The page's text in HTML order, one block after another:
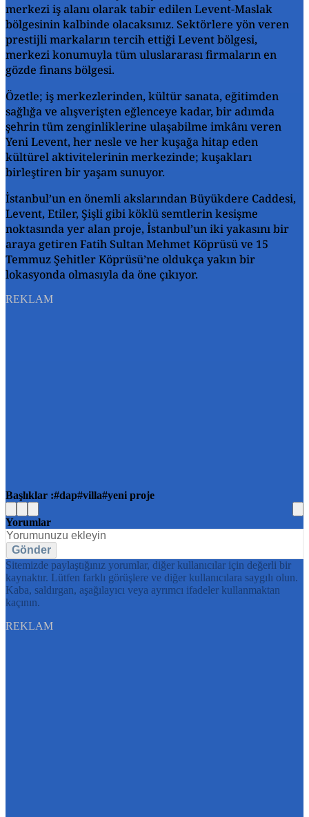
merkezi iş alanı olarak tabir edilen Levent-Maslak
bölgesinin kalbinde olacaksınız. Sektörlere yön veren
prestijli markaların tercih ettiği Levent bölgesi,
merkezi konumuyla tüm uluslararası firmaların en
gözde finans bölgesi.
Özetle; iş merkezlerinden, kültür sanata, eğitimden
sağlığa ve alışverişten eğlenceye kadar, bir adımda
şehrin tüm zenginliklerine ulaşabilme imkânı veren
Yeni Levent, her nesle ve her kuşağa hitap eden
kültürel aktivitelerinin merkezinde; kuşakları
birleştiren bir yaşam sunuyor.
İstanbul’un en önemli akslarından Büyükdere Caddesi,
Levent, Etiler, Şişli gibi köklü semtlerin kesişme
noktasında yer alan proje, İstanbul’un iki yakasını bir
araya getiren Fatih Sultan Mehmet Köprüsü ve 15
Temmuz Şehitler Köprüsü’ne oldukça yakın bir
lokasyonda olmasıyla da öne çıkıyor.
REKLAM
Başlıklar : dap villa yeni proje
Yorumlar
Gönder
Sitemizde paylaştığınız yorumlar, diğer kullanıcılar için değerli bir
kaynaktır. Lütfen farklı görüşlere ve diğer kullanıcılara saygılı olun.
Kaba, saldırgan, aşağılayıcı veya ayrımcı ifadeler kullanmaktan
kaçının.
REKLAM